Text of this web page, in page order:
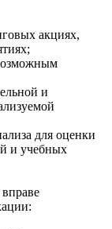
акциях,
и
для оценки
и учебных